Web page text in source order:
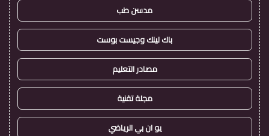
مدسن طب
باك لينك وجيست بوست
مصادر التعليم
مجلة تقنية
يو ان بي الرياضي